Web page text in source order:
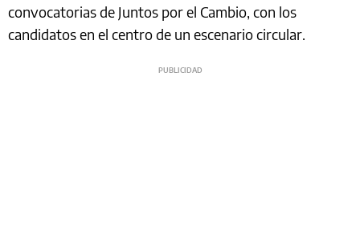
convocatorias de Juntos por el Cambio, con los
candidatos en el centro de un escenario circular.